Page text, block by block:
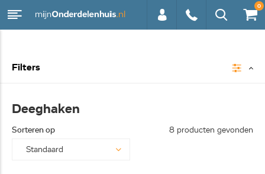
0
Filters
Deeghaken
Sorteren op 8 producten gevonden